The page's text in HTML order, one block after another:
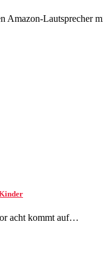
Amazon-Lautsprecher
acht kommt auf…